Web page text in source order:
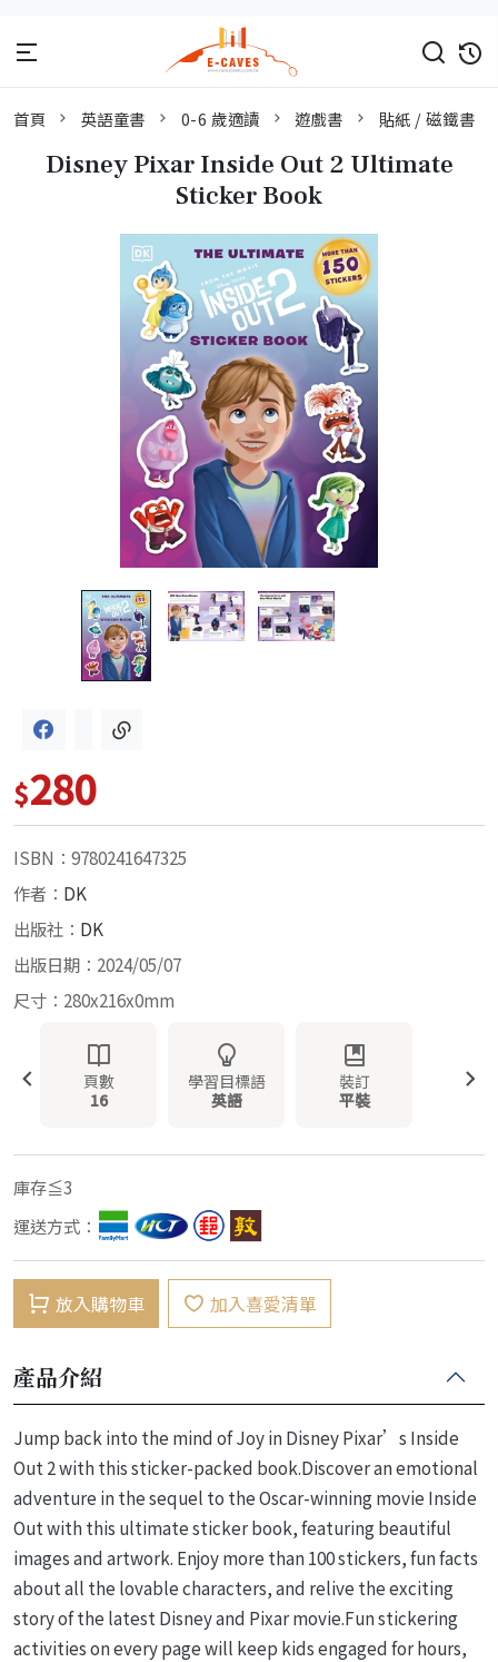
首頁 英語童書 0-6 歲適讀 遊戲書 貼紙 / 磁鐵書
Disney Pixar Inside Out 2 Ultimate
Sticker Book
$280
ISBN：9780241647325
作者： DK
出版社： DK
出版日期：2024/05/07
尺寸：280x216x0mm
頁數
16
學習目標語
英語
裝訂
平裝
庫存≦3
運送方式：
放入購物車 加入喜愛清單
產品介紹
Jump back into the mind of Joy in Disney Pixar’s Inside
Out 2 with this sticker-packed book.Discover an emotional
adventure in the sequel to the Oscar-winning movie Inside
Out with this ultimate sticker book, featuring beautiful
images and artwork. Enjoy more than 100 stickers, fun facts
about all the lovable characters, and relive the exciting
story of the latest Disney and Pixar movie.Fun stickering
activities on every page will keep kids engaged for hours,